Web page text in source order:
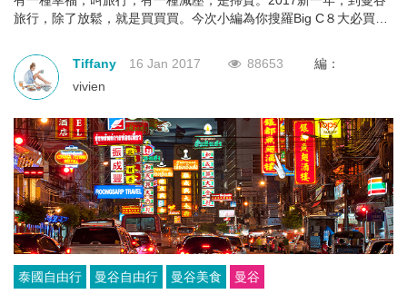
旅行，除了放鬆，就是買買買。今次小編為你搜羅Big C８大必買心
Tiffany
16 Jan 2017 88653
編：
vivien
泰國自由行 曼谷自由行 曼谷美食 曼谷